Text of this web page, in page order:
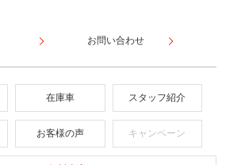
お問い合わせ
在庫車 スタッフ紹介
お客様の声 キャンペーン